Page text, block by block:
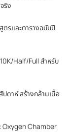
ริง
ตรและตารางฉบับปี
Half/Full สำหรับ
ดาห์ สร้างกล้ามเนื้อ
Oxygen Chamber